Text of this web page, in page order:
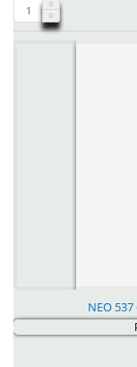
NEO 537